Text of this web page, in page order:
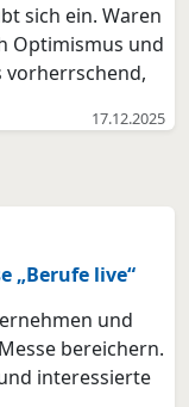
sich ein. Waren
Optimismus und
vorherrschend,
persönlichen
und aus
17.12.2025
„Berufe live“
und
bereichern.
interessierte